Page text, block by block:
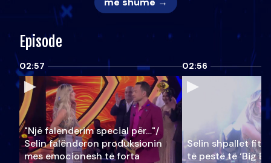
Episode
02:57
"Një falenderim special për…"/
Selin falënderon produksionin
mes emocionesh të forta
02:56
Selin shpallet
të pestë të ‘Big